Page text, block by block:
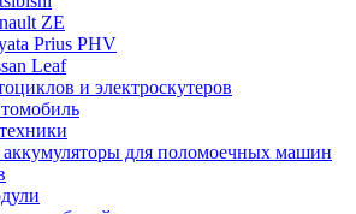
ZE
Prius PHV
Leaf
и электроскутеров
для поломоечных машин